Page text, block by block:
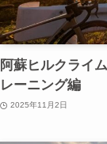
阿蘇ヒルクライ
レーニング編
2025年11月2日